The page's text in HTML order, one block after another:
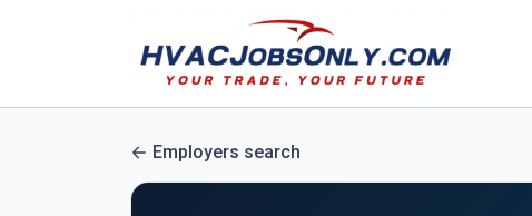
Employers search